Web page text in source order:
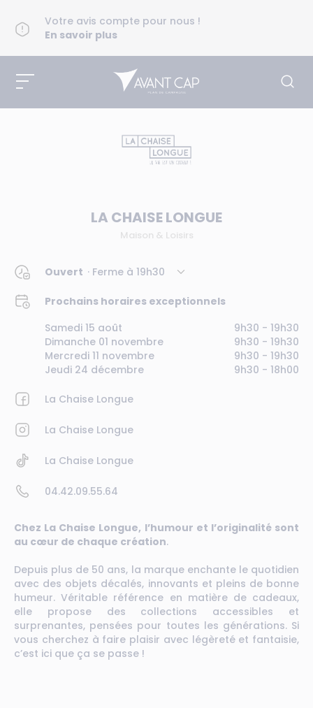
Votre avis compte pour nous !
En savoir plus
LA CHAISE LONGUE
Maison & Loisirs
Ouvert · Ferme à 19h30
Prochains horaires exceptionnels
Samedi 15 août
9h30 - 19h30
Dimanche 01 novembre
9h30 - 19h30
Mercredi 11 novembre
9h30 - 19h30
Jeudi 24 décembre
9h30 - 18h00
La Chaise Longue
La Chaise Longue
La Chaise Longue
04.42.09.55.64
Chez La Chaise Longue, l’humour et l’originalité sont
au cœur de chaque création.
Depuis plus de 50 ans, la marque enchante le quotidien
avec des objets décalés, innovants et pleins de bonne
humeur. Véritable référence en matière de cadeaux,
elle propose des collections accessibles et
surprenantes, pensées pour toutes les générations. Si
vous cherchez à faire plaisir avec légèreté et fantaisie,
c’est ici que ça se passe !